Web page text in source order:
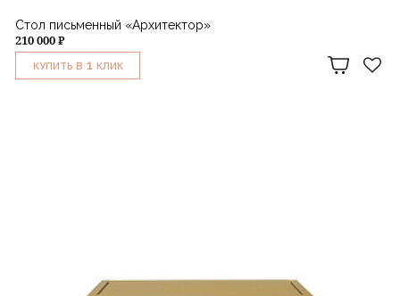
Стол письменный «Архитектор»
210 000 ₽
КУПИТЬ В 1 КЛИК